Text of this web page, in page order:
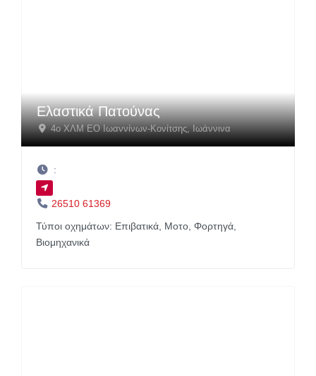
Ελαστικά Πατούνας
4o ΧΛΜ ΕΟ Ιωαννίνων-Κονίτσης,Ιωάννινα
:
26510 61369
Τύποι οχημάτων: Επιβατικά, Μοτο, Φορτηγά,
Βιομηχανικά